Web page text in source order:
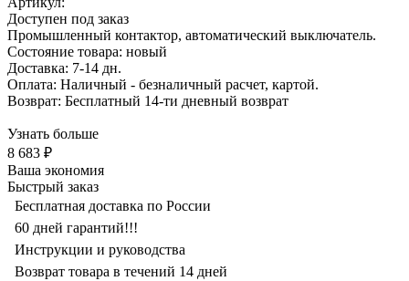
Доступен под заказ
Промышленный контактор, автоматический выключатель.
Состояние товара: новый
Доставка: 7-14 дн.
Оплата: Наличный - безналичный расчет, картой.
Возврат: Бесплатный 14-ти дневный возврат
Узнать больше
8 683 ₽
Ваша экономия
Быстрый заказ
Бесплатная доставка по России
60 дней гарантий!!!
Инструкции и руководства
Возврат товара в течений 14 дней